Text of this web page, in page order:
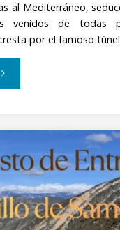
al Mediterráneo,
venidos de todas
por el famoso